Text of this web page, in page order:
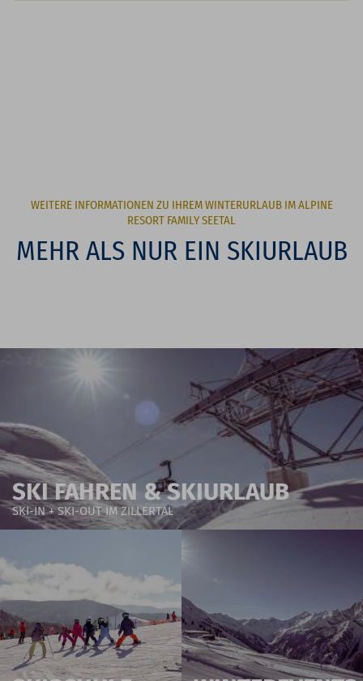
WEITERE INFORMATIONEN ZU IHREM WINTERURLAUB IM ALPINE
RESORT FAMILY SEETAL
MEHR ALS NUR EIN SKIURLAUB
SKI FAHREN & SKIURLAUB
SKI-IN + SKI-OUT IM ZILLERTAL